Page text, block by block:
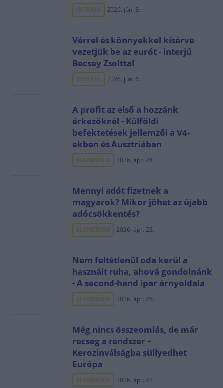
INTERJÚ 2026. jún. 8.
Vérrel és könnyekkel kísérve
vezetjük be az eurót - interjú
Becsey Zsolttal
INTERJÚ 2026. jún. 6.
A profit az első a hozzánk
érkezőknél - Külföldi
befektetések jellemzői a V4-
ekben és Ausztriában
ELEMZÉSEK 2026. ápr. 24.
Mennyi adót fizetnek a
magyarok? Mikor jöhet az újabb
adócsökkentés?
ELEMZÉSEK 2026. ápr. 23.
Nem feltétlenül oda kerül a
használt ruha, ahová gondolnánk
- A second-hand ipar árnyoldala
ELEMZÉSEK 2026. ápr. 26.
Még nincs összeomlás, de már
recseg a rendszer –
Kerozinválságba süllyedhet
Európa
ELEMZÉSEK 2026. ápr. 22.